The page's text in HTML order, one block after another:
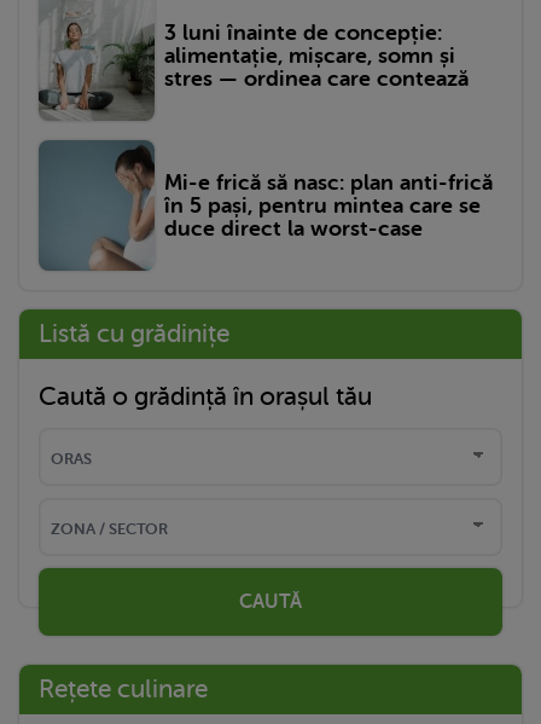
3 luni înainte de concepție:
alimentație, mișcare, somn și
stres — ordinea care contează
Mi-e frică să nasc: plan anti-frică
în 5 pași, pentru mintea care se
duce direct la worst-case
Listă cu grădinițe
Caută o grădință în orașul tău
CAUTĂ
Rețete culinare